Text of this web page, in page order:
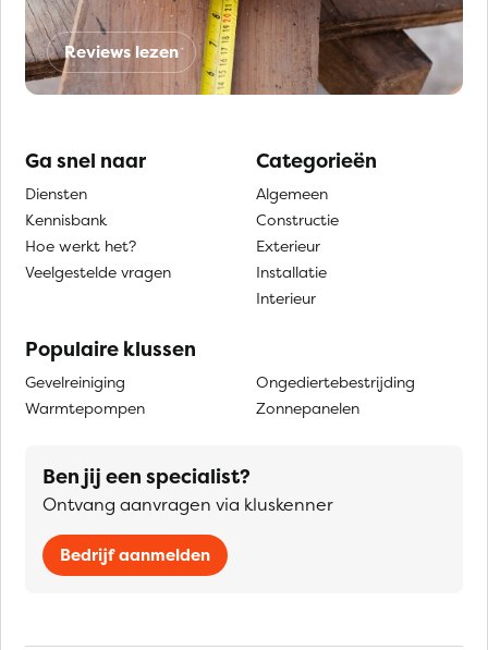
Reviews lezen
Ga snel naar
Diensten
Kennisbank
Hoe werkt het?
Veelgestelde vragen
Categorieën
Algemeen
Constructie
Exterieur
Installatie
Interieur
Populaire klussen
Gevelreiniging
Warmtepompen
Ongediertebestrijding
Zonnepanelen
Ben jij een specialist?
Ontvang aanvragen via kluskenner
Bedrijf aanmelden